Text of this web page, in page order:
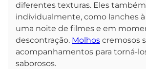
diferentes texturas. Eles
individualmente, como lanches
uma noite de filmes e em
descontração. Molhos cremosos
acompanhamentos para torná-
saborosos.